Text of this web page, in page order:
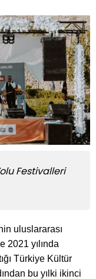
Festivalleri
uluslararası
2021 yılında
Türkiye Kültür
bu yılki ikinci